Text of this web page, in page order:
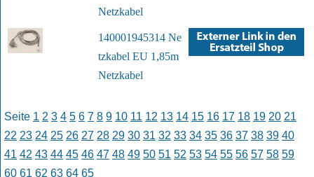
Netzkabel
140001945314 Ne
tzkabel EU 1,85m
Netzkabel
Seite 1 2 3 4 5 6 7 8 9 10 11 12 13 14 15 16 17 18 19 20 21
22 23 24 25 26 27 28 29 30 31 32 33 34 35 36 37 38 39 40
41 42 43 44 45 46 47 48 49 50 51 52 53 54 55 56 57 58 59
60 61 62 63 64 65